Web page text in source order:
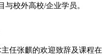
校外高校/企业学员。
任张麒的欢迎致辞及课程在